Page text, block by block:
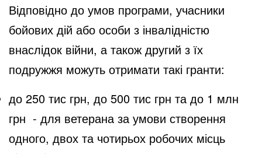
Відповідно до умов програми, учасники
бойових дій або особи з інвалідністю
внаслідок війни, а також другий з їх
подружжя можуть отримати такі гранти:
до 250 тис грн, до 500 тис грн та до 1 млн
грн - для ветерана за умови створення
одного, двох та чотирьох робочих місць